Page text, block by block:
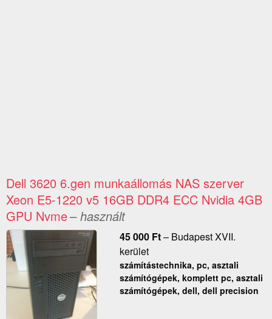
Dell 3620 6.gen munkaállomás NAS szerver
Xeon E5-1220 v5 16GB DDR4 ECC Nvidia 4GB
GPU Nvme– használt
45 000 Ft– Budapest XVII.
kerület
számítástechnika, pc, asztali
számítógépek, komplett pc, asztali
számítógépek, dell, dell precision